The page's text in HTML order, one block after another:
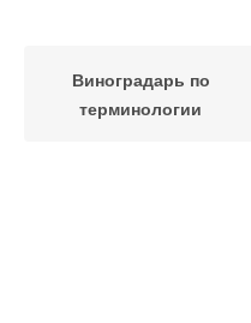
Виноградарь по
терминологии